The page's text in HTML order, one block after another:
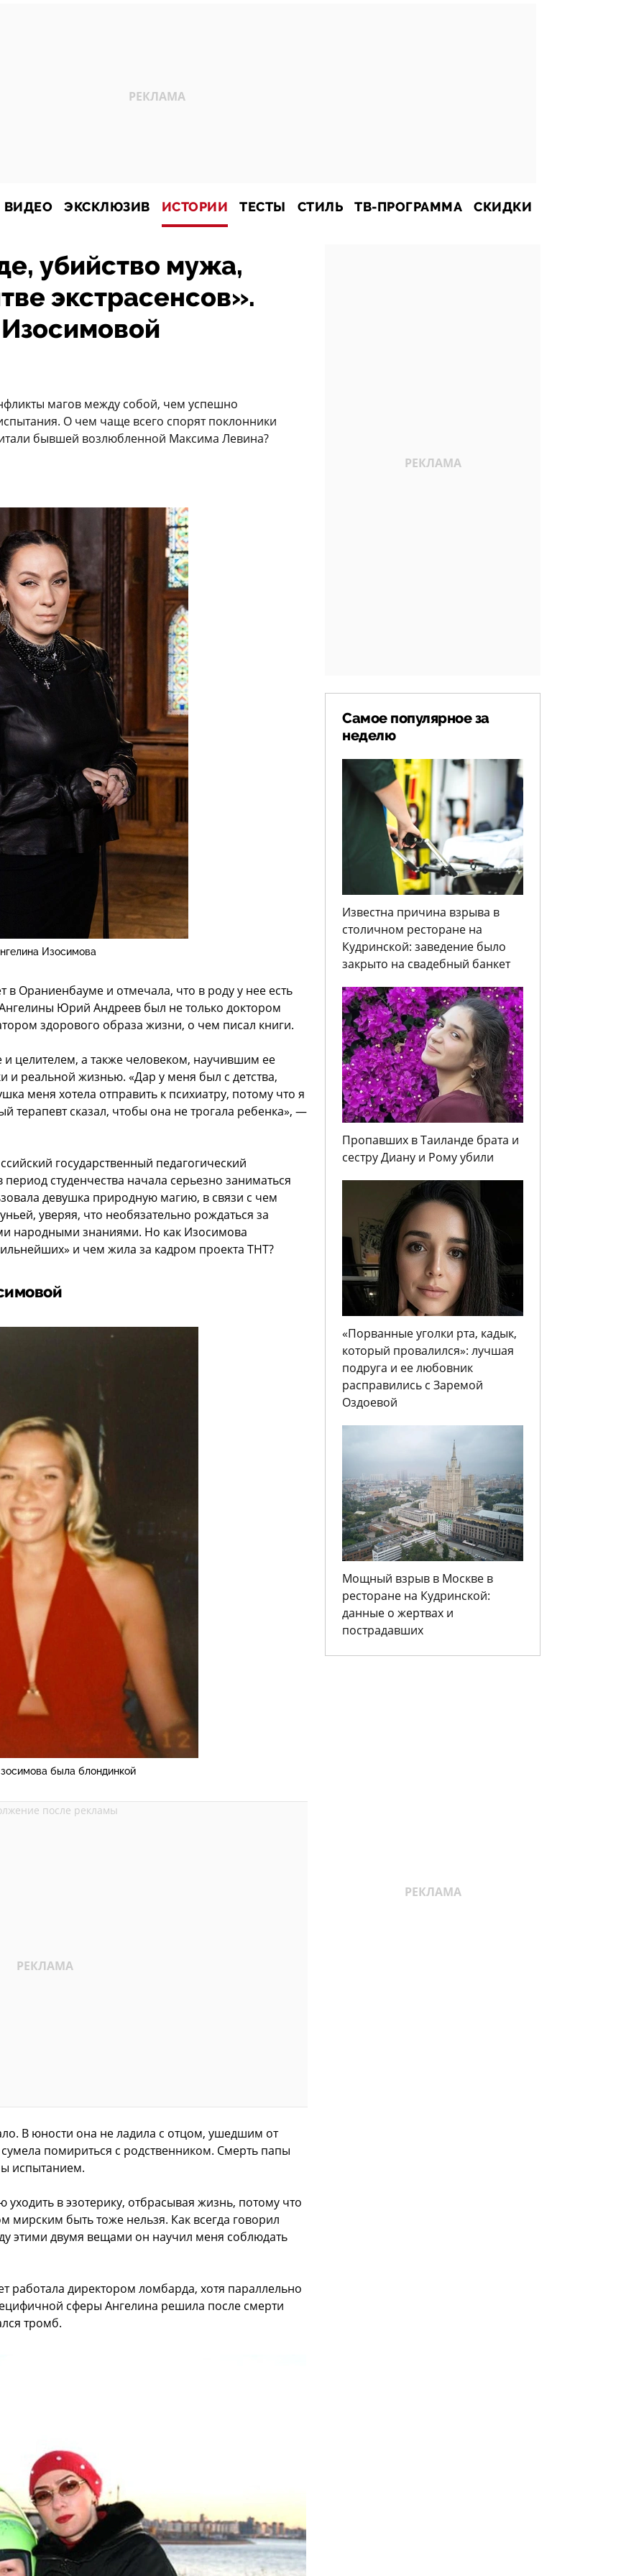
ВИДЕО ЭКСКЛЮЗИВ ИСТОРИИ ТЕСТЫ СТИЛЬ ТВ-ПРОГРАММА СКИДКИ
убийство мужа,
экстрасенсов».
магов между собой, чем успешно
О чем чаще всего спорят поклонники
бывшей возлюбленной Максима Левина?
Изосимова
в Ораниенбауме и отмечала, что в роду у нее есть
Юрий Андреев был не только доктором
здорового образа жизни, о чем писал книги.
целителем, а также человеком, научившим ее
и реальной жизнью. «Дар у меня был с детства,
меня хотела отправить к психиатру, потому что я
терапевт сказал, чтобы она не трогала ребенка», —
государственный педагогический
студенчества начала серьезно заниматься
девушка природную магию, в связи с чем
уверяя, что необязательно рождаться за
народными знаниями. Но как Изосимова
и чем жила за кадром проекта ТНТ?
была блондинкой
В юности она не ладила с отцом, ушедшим от
помириться с родственником. Смерть папы
испытанием.
в эзотерику, отбрасывая жизнь, потому что
быть тоже нельзя. Как всегда говорил
этими двумя вещами он научил меня соблюдать
работала директором ломбарда, хотя параллельно
сферы Ангелина решила после смерти
тромб.
Самое популярное за
неделю
Известна причина взрыва в
столичном ресторане на
Кудринской: заведение было
закрыто на свадебный банкет
Пропавших в Таиланде брата и
сестру Диану и Рому убили
«Порванные уголки рта, кадык,
который провалился»: лучшая
подруга и ее любовник
расправились с Заремой
Оздоевой
Мощный взрыв в Москве в
ресторане на Кудринской:
данные о жертвах и
пострадавших